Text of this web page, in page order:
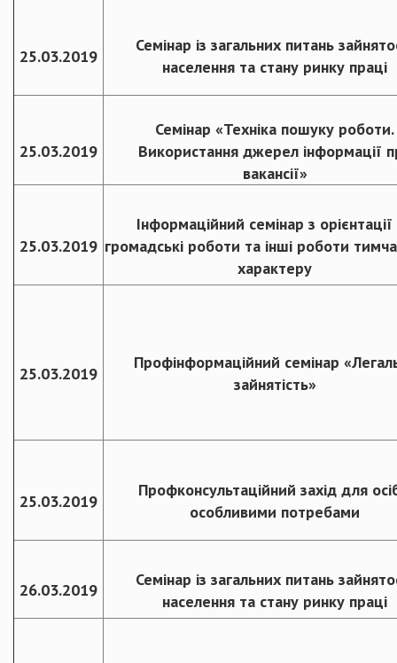
25.03.2019
Семінар із загальних питань
населення та стану ринку праці
25.03.2019
Семінар «Техніка пошуку роботи.
Використання джерел інформації
вакансії»
25.03.2019
Інформаційний семінар з орієнтації
громадські роботи та інші роботи
характеру
25.03.2019
Профінформаційний семінар
зайнятість»
25.03.2019
Профконсультаційний захід для
особливими потребами
26.03.2019
Семінар із загальних питань
населення та стану ринку праці